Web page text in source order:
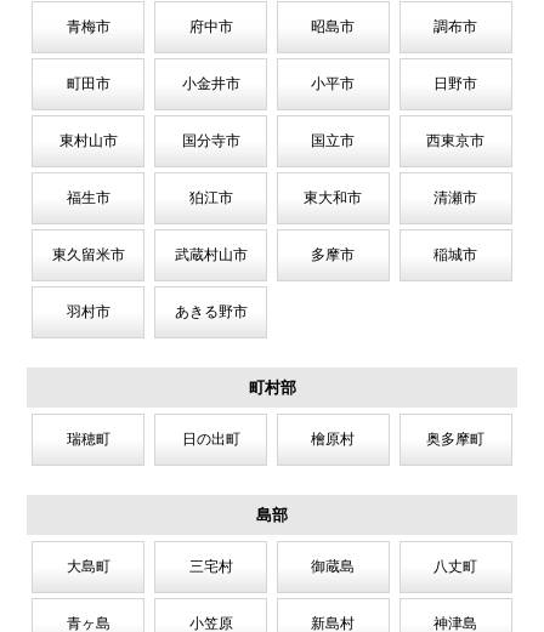
青梅市 府中市 昭島市 調布市
町田市 小金井市 小平市 日野市
東村山市 国分寺市 国立市 西東京市
福生市 狛江市 東大和市 清瀬市
東久留米市 武蔵村山市 多摩市 稲城市
羽村市 あきる野市
町村部
瑞穂町 日の出町 檜原村 奥多摩町
島部
大島町 三宅村 御蔵島 八丈町
青ヶ島 小笠原 新島村 神津島